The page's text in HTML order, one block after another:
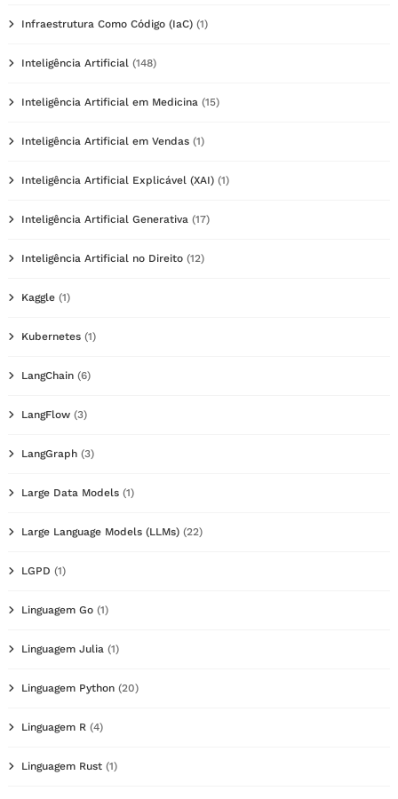
Infraestrutura Como Código (IaC) (1)
Inteligência Artificial (148)
Inteligência Artificial em Medicina (15)
Inteligência Artificial em Vendas (1)
Inteligência Artificial Explicável (XAI) (1)
Inteligência Artificial Generativa (17)
Inteligência Artificial no Direito (12)
Kaggle (1)
Kubernetes (1)
LangChain (6)
LangFlow (3)
LangGraph (3)
Large Data Models (1)
Large Language Models (LLMs) (22)
LGPD (1)
Linguagem Go (1)
Linguagem Julia (1)
Linguagem Python (20)
Linguagem R (4)
Linguagem Rust (1)